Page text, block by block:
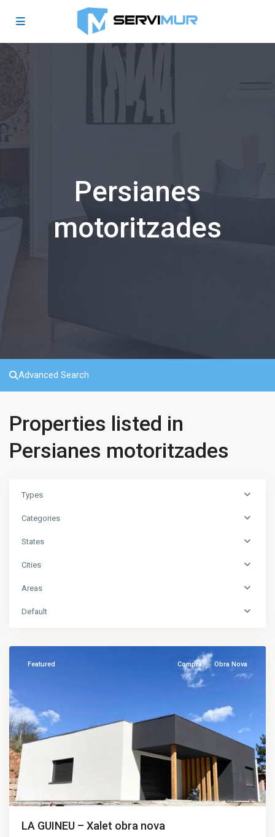
Persianes
motoritzades
Advanced Search
Properties listed in
Persianes motoritzades
Types
Categories
States
Cities
Areas
Default
Featured Compra Obra Nova
LA GUINEU – Xalet obra nova